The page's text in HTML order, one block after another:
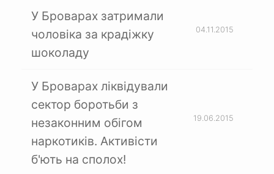
У Броварах затримали
чоловіка за крадіжку
шоколаду
04.11.2015
У Броварах ліквідували
сектор боротьби з
незаконним обігом
наркотиків. Активісти
б'ють на сполох!
19.06.2015